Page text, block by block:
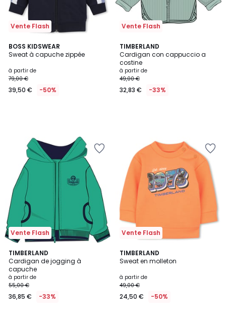
Vente Flash
BOSS KIDSWEAR
Sweat à capuche zippée
à partir de
79,00 €
39,50 € -50%
Vente Flash
TIMBERLAND
Cardigan con cappuccio a
costine
à partir de
49,00 €
32,83 € -33%
Vente Flash
TIMBERLAND
Cardigan de jogging à
capuche
à partir de
55,00 €
36,85 € -33%
2
Couleurs
Vente Flash
TIMBERLAND
Sweat en molleton
à partir de
49,00 €
24,50 € -50%